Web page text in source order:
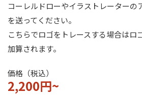
コーレルドローやイラストレーターの
を送ってください。
こちらでロゴをトレースする場合はロ
加算されます。
価格（税込）
2,200円~